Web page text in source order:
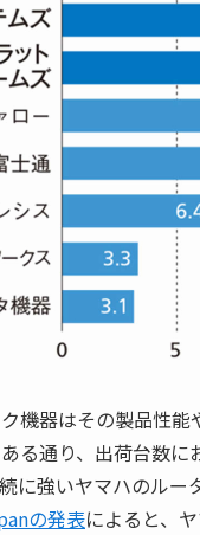
機器はその製品性
る通り、出荷台数
に強いヤマハのルー
の発表によると、